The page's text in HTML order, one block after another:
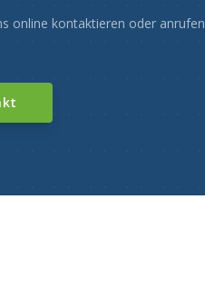
online kontaktieren oder anrufen